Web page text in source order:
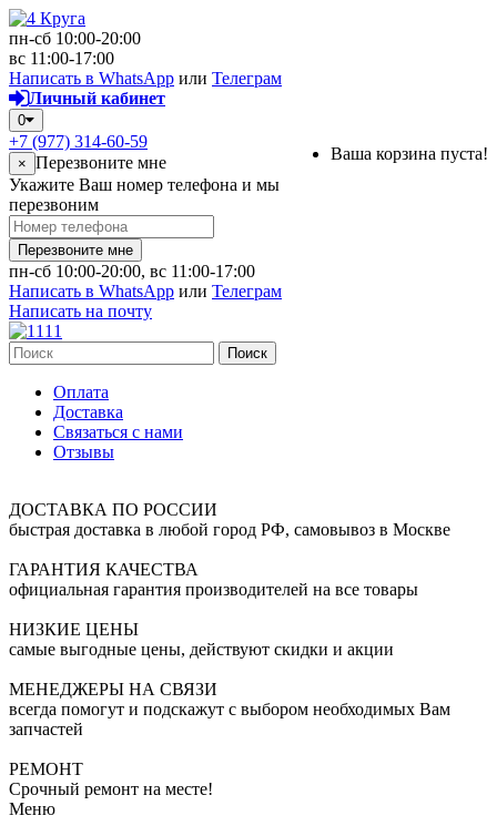
пн-сб 10:00-20:00
вс 11:00-17:00
Написать в WhatsApp или Телеграм
Личный кабинет
0
Ваша корзина пуста!
+7 (977) 314-60-59
× Перезвоните мне
Укажите Ваш номер телефона и мы
перезвоним
Перезвоните мне
пн-сб 10:00-20:00, вс 11:00-17:00
Написать в WhatsApp или Телеграм
Написать на почту
Поиск
Оплата
Доставка
Связаться с нами
Отзывы
ДОСТАВКА ПО РОССИИ
быстрая доставка в любой город РФ, самовывоз в Москве
ГАРАНТИЯ КАЧЕСТВА
официальная гарантия производителей на все товары
НИЗКИЕ ЦЕНЫ
самые выгодные цены, действуют скидки и акции
МЕНЕДЖЕРЫ НА СВЯЗИ
всегда помогут и подскажут с выбором необходимых Вам
запчастей
РЕМОНТ
Срочный ремонт на месте!
Меню